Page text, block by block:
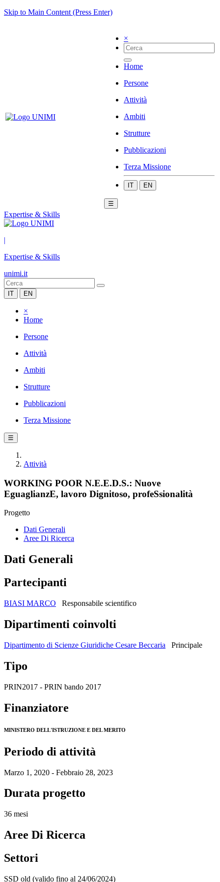
Skip to Main Content (Press Enter)
×
Home
Persone
Attività
Ambiti
Strutture
Pubblicazioni
Terza Missione
IT EN
☰
Expertise & Skills
|
Expertise & Skills
unimi.it
IT EN
×
Home
Persone
Attività
Ambiti
Strutture
Pubblicazioni
Terza Missione
☰
Attività
WORKING POOR N.E.E.D.S.: Nuove
EguaglianzE, lavoro Dignitoso, profeSsionalità
Progetto
Dati Generali
Aree Di Ricerca
Dati Generali
Partecipanti
BIASI MARCO Responsabile scientifico
Dipartimenti coinvolti
Dipartimento di Scienze Giuridiche Cesare Beccaria Principale
Tipo
PRIN2017 - PRIN bando 2017
Finanziatore
MINISTERO DELL'ISTRUZIONE E DEL MERITO
Periodo di attività
Marzo 1, 2020 - Febbraio 28, 2023
Durata progetto
36 mesi
Aree Di Ricerca
Settori
SSD old (valido fino al 24/06/2024)